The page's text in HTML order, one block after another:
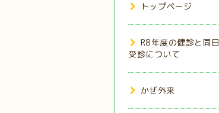
トップページ
R8年度の健診と同日
受診について
かぜ外来